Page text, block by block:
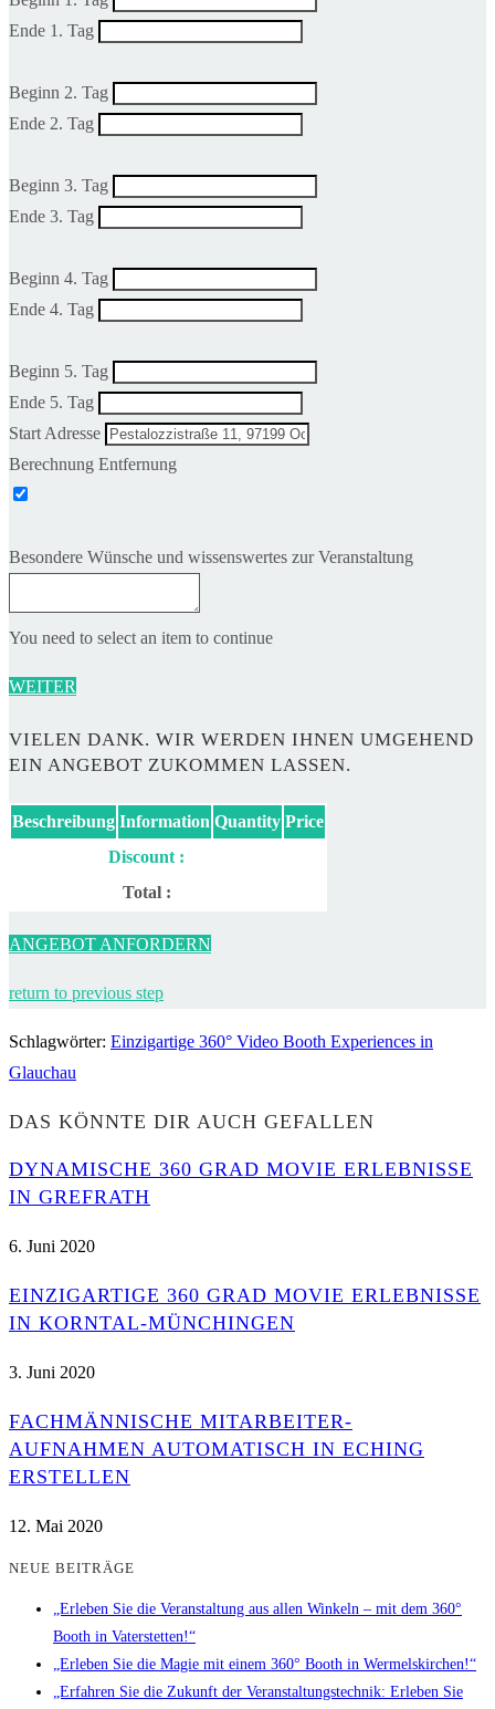
Ende 1. Tag
Beginn 2. Tag
Ende 2. Tag
Beginn 3. Tag
Ende 3. Tag
Beginn 4. Tag
Ende 4. Tag
Beginn 5. Tag
Ende 5. Tag
Start Adresse
Berechnung Entfernung
Besondere Wünsche und wissenswertes zur Veranstaltung
You need to select an item to continue
WEITER
VIELEN DANK. WIR WERDEN IHNEN UMGEHEND
EIN ANGEBOT ZUKOMMEN LASSEN.
Beschreibung Information Quantity Price
Discount :
Total :
ANGEBOT ANFORDERN
return to previous step
Schlagwörter: Einzigartige 360° Video Booth Experiences in
Glauchau
DAS KÖNNTE DIR AUCH GEFALLEN
DYNAMISCHE 360 GRAD MOVIE ERLEBNISSE
IN GREFRATH
6. Juni 2020
EINZIGARTIGE 360 GRAD MOVIE ERLEBNISSE
IN KORNTAL-MÜNCHINGEN
3. Juni 2020
FACHMÄNNISCHE MITARBEITER-
AUFNAHMEN AUTOMATISCH IN ECHING
ERSTELLEN
12. Mai 2020
NEUE BEITRÄGE
„Erleben Sie die Veranstaltung aus allen Winkeln – mit dem 360°
Booth in Vaterstetten!“
„Erleben Sie die Magie mit einem 360° Booth in Wermelskirchen!“
„Erfahren Sie die Zukunft der Veranstaltungstechnik: Erleben Sie